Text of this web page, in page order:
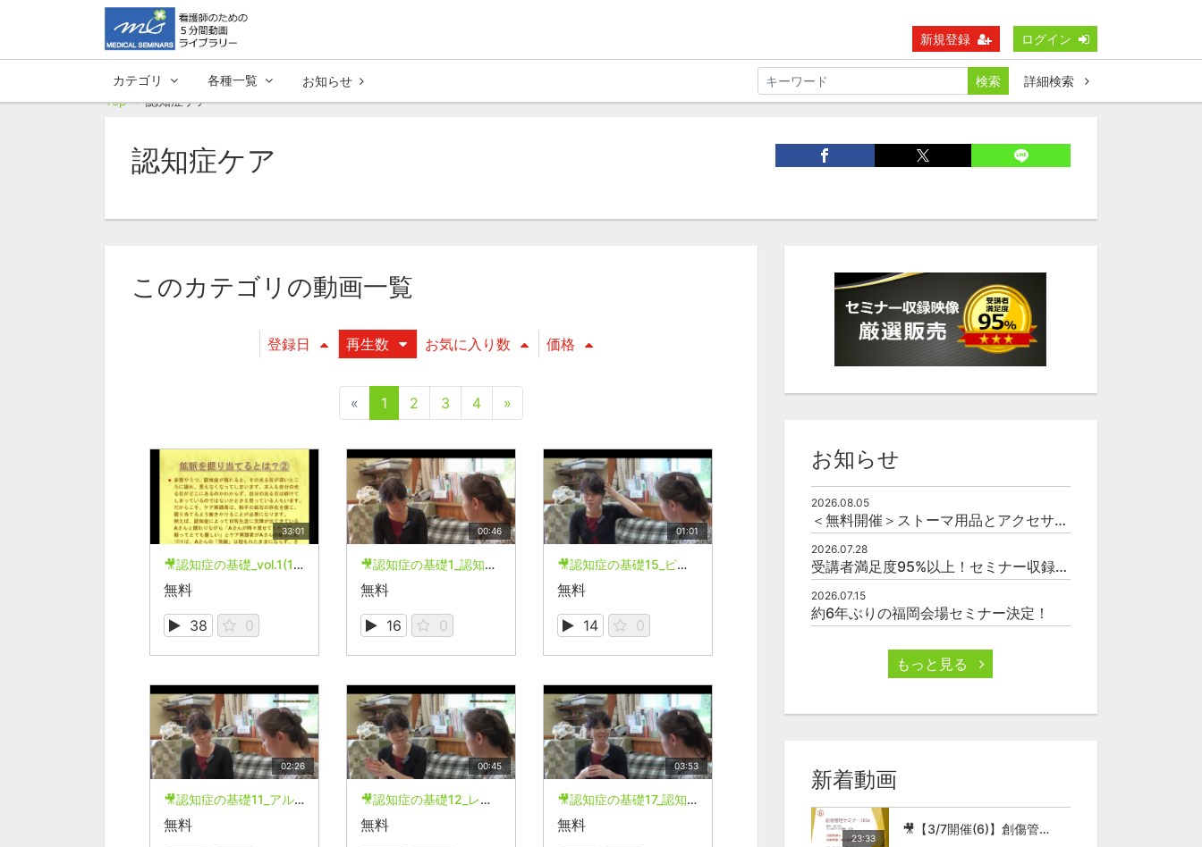
新規登録 ログイン
カテゴリ 各種一覧 お知らせ 検索
詳細検索
Top
認知症ケア
認知症ケア
このカテゴリの動画一覧
登録日 再生数 お気に入り数 価格
« 1 2 3 4 »
33:01
🎥認知症の基礎_vol.1(1-20)／トピック別まとめ動画
無料
38
0
00:46
🎥認知症の基礎1_認知症とは何か？
無料
16
0
01:01
🎥認知症の基礎15_ピック病とは？
無料
14
0
02:26
🎥認知症の基礎11_アルツハイマー病の人のケアの原則は？
無料
00:45
🎥認知症の基礎12_レビー小体型認知症とは？
無料
03:53
🎥認知症の基礎17_認知症の進行の仕方は？
無料
お知らせ
2026.08.05
＜無料開催＞ストーマ用品とアクセサリーの使い方（オンライン）
2026.07.28
受講者満足度95%以上！セミナー収録映像の厳選販売
2026.07.15
約6年ぶりの福岡会場セミナー決定！
もっと見る
新着動画
23:33
🎥【3/7開催(6)】創傷管理セミナー2026